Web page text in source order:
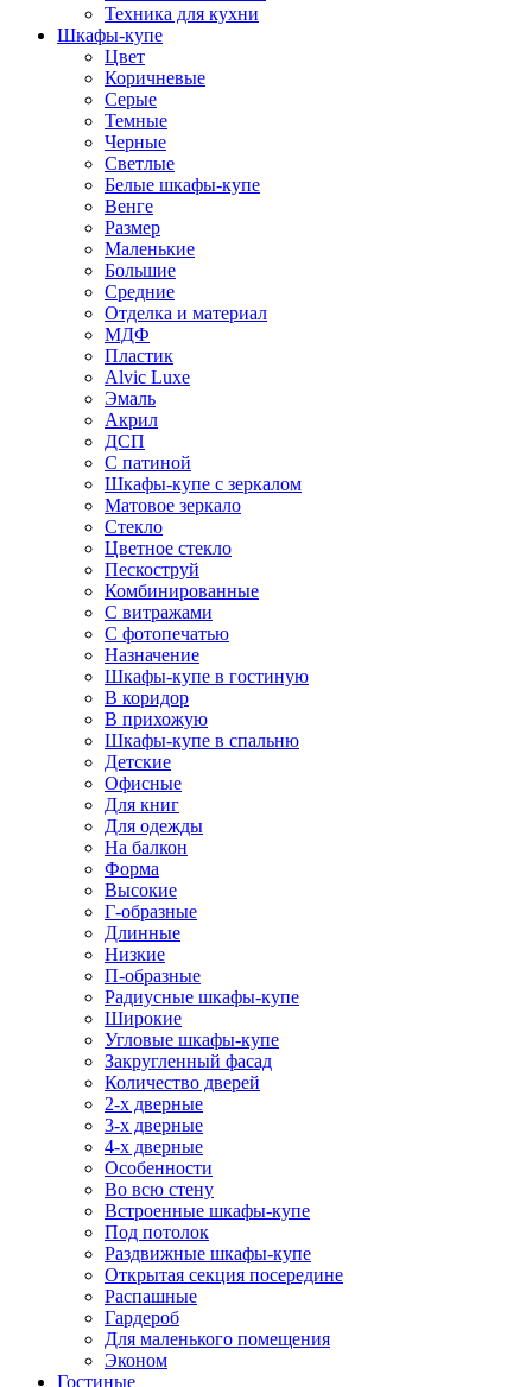
Техника для кухни
Шкафы-купе
Цвет
Коричневые
Серые
Темные
Черные
Светлые
Белые шкафы-купе
Венге
Размер
Маленькие
Большие
Средние
Отделка и материал
МДФ
Пластик
Alvic Luxe
Эмаль
Акрил
ДСП
С патиной
Шкафы-купе с зеркалом
Матовое зеркало
Стекло
Цветное стекло
Пескоструй
Комбинированные
С витражами
С фотопечатью
Назначение
Шкафы-купе в гостиную
В коридор
В прихожую
Шкафы-купе в спальню
Детские
Офисные
Для книг
Для одежды
На балкон
Форма
Высокие
Г-образные
Длинные
Низкие
П-образные
Радиусные шкафы-купе
Широкие
Угловые шкафы-купе
Закругленный фасад
Количество дверей
2-х дверные
3-х дверные
4-х дверные
Особенности
Во всю стену
Встроенные шкафы-купе
Под потолок
Раздвижные шкафы-купе
Открытая секция посередине
Распашные
Гардероб
Для маленького помещения
Эконом
Гостиные